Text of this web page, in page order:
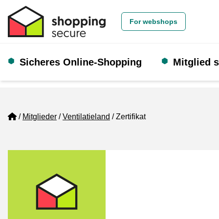
For webshops
Sicheres Online-Shopping Mitglied
Home
Mitglieder Ventilatieland Zertifikat